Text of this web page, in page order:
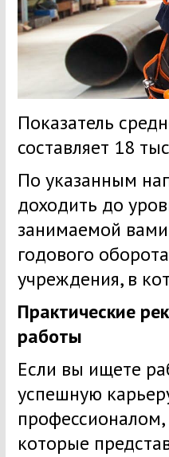
Показатель
составляет 18
По указанным
доходить до
занимаемой
годового
учреждения, в
Практические
работы
Если вы ищете
успешную
профессионалом,
которые